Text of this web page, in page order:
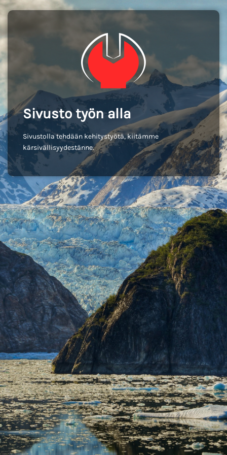
Sivusto työn alla
Sivustolla tehdään kehitystyötä, kiitämme
kärsivällisyydestänne.